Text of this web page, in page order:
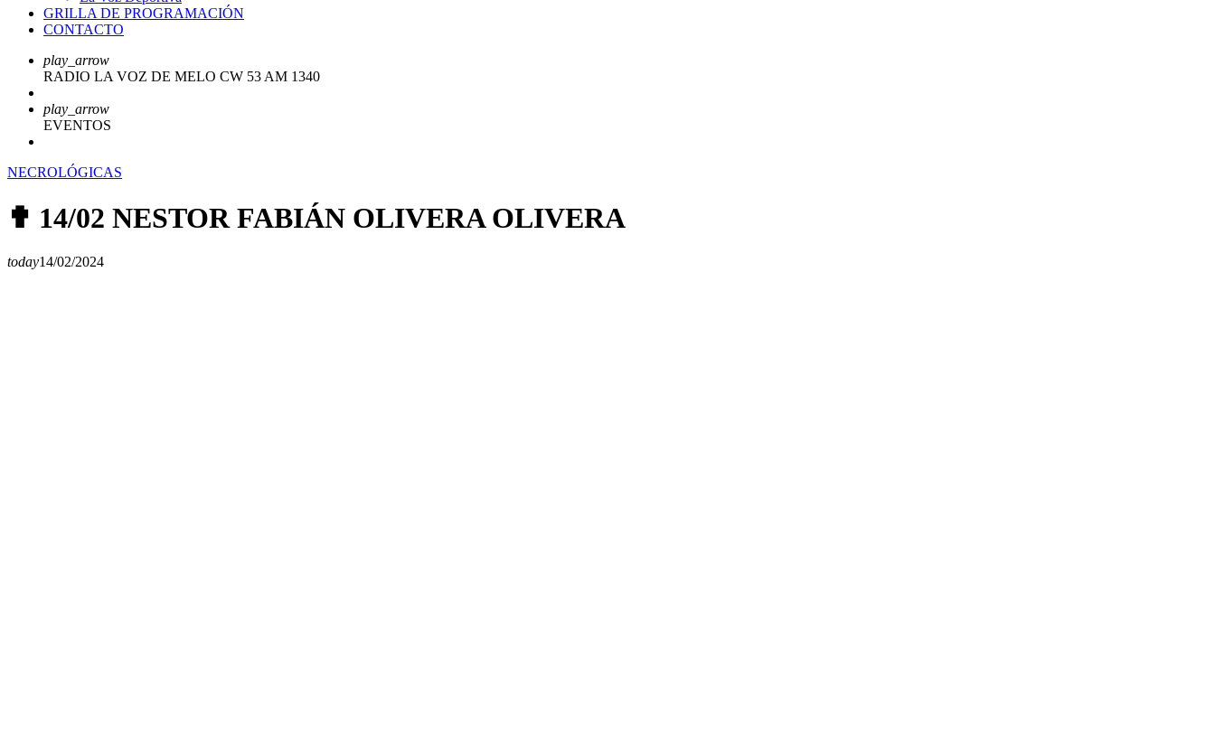
GRILLA DE PROGRAMACIÓN
CONTACTO
play_arrow
RADIO LA VOZ DE MELO CW 53 AM 1340
play_arrow
EVENTOS
NECROLÓGICAS
✟ 14/02 NESTOR FABIÁN OLIVERA OLIVERA
today14/02/2024